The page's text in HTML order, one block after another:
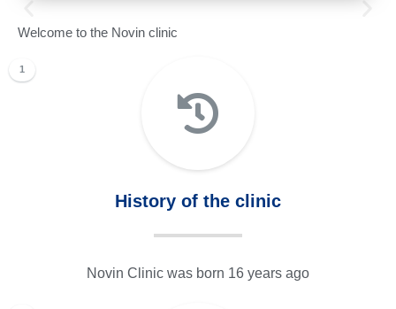
Hope is always here
Welcome to the Novin clinic
History of the clinic
Novin Clinic was born 16 years ago
1